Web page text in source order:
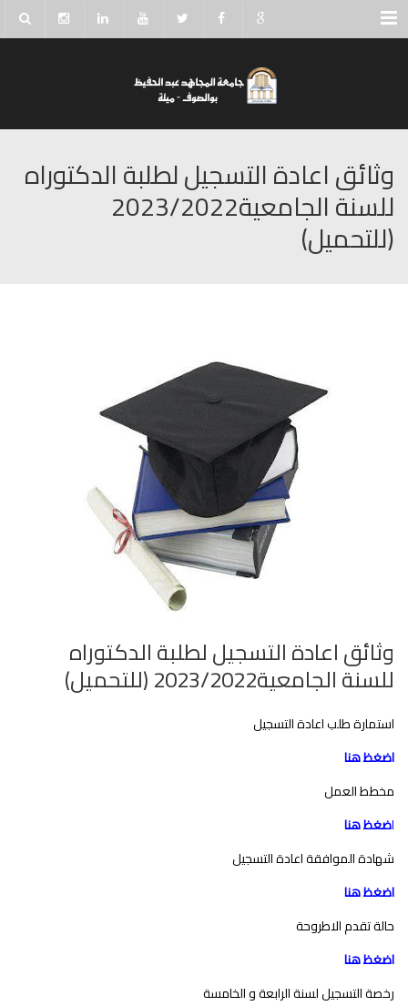
Menu
وثائق اعادة التسجيل لطلبة الدكتوراه
للسنة الجامعية2023/2022
(للتحميل)‎‎
وثائق اعادة التسجيل لطلبة الدكتوراه
للسنة الجامعية2023/2022 (للتحميل)‎‎
استمارة طلب اعادة التسجيل
اضغظ هنا
مخطط العمل
اضغظ هنا
شهادة الموافقة اعادة التسجيل
اضغظ هنا
حالة تقدم الاطروحة
اضغظ هنا
رخصة التسجيل لسنة الرابعة و الخامسة